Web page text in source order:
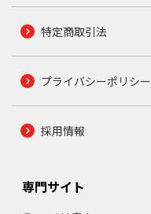
特定商取引法
プライバシーポリシー
採用情報
専門サイト